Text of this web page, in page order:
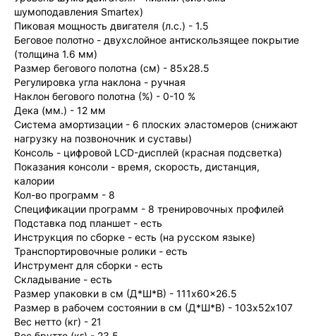
шумоподавления Smartex)
Пиковая мощность двигателя (л.с.) - 1.5
Беговое полотно - двухслойное антискользящее покрытие
(толщина 1.6 мм)
Размер бегового полотна (см) - 85x28.5
Регулировка угла наклона - ручная
Наклон бегового полотна (%) - 0-10 %
Дека (мм.) - 12 мм
Система амортизации - 6 плоских эластомеров (снижают
нагрузку на позвоночник и суставы)
Консоль - цифровой LCD-дисплей (красная подсветка)
Показания консоли - время, скорость, дистанция,
калории
Кол-во программ - 8
Спецификации программ - 8 тренировочных профилей
Подставка под планшет - есть
Инструкция по сборке - есть (на русском языке)
Транспортировочные ролики - есть
Инструмент для сборки - есть
Складывание - есть
Размер упаковки в см (Д*Ш*В) - 111x60x26.5
Размер в рабочем состоянии в см (Д*Ш*В) - 103х52х107
Вес нетто (кг) - 21